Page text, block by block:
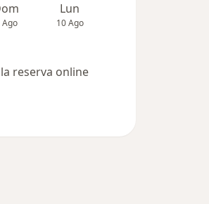
Ago
Lun
10 Ago
reserva online